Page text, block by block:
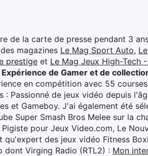
de la carte de presse pendant 3
magazines Le Mag Sport Auto,
prestige et Le Mag Jeux High-Tech
Expérience de Gamer et de
en compétition avec 55
: Passionné de jeux vidéo depuis
et Gameboy. J'ai également été
Super Smash Bros Melee sur la
pour Jeux Video.com, Le
qu'expert des jeux vidéo Fitness
dont Virging Radio (RTL2) : Mon